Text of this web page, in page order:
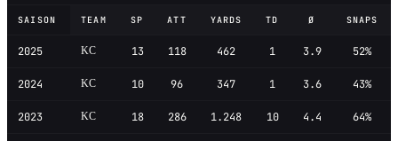
SAISON TEAM SP ATT YARDS TD Ø SNAPS
2025 KC 13 118 462 1 3.9 52%
2024 KC 10 96 347 1 3.6 43%
2023 KC 18 286 1.248 10 4.4 64%